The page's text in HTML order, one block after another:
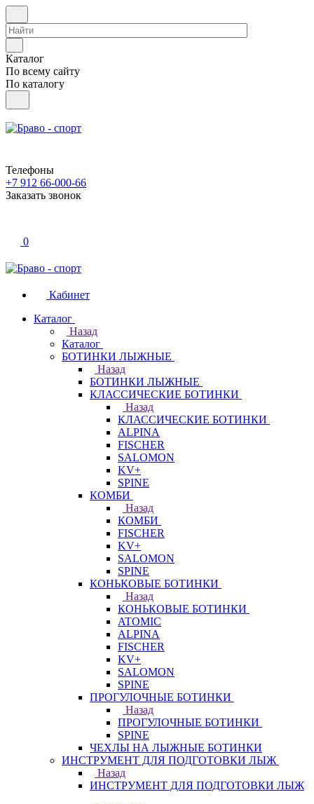
Каталог
По всему сайту
По каталогу
Телефоны
+7 912 66-000-66
Заказать звонок
0
Кабинет
Каталог
Назад
Каталог
БОТИНКИ ЛЫЖНЫЕ
Назад
БОТИНКИ ЛЫЖНЫЕ
КЛАССИЧЕСКИЕ БОТИНКИ
Назад
КЛАССИЧЕСКИЕ БОТИНКИ
ALPINA
FISCHER
SALOMON
KV+
SPINE
КОМБИ
Назад
КОМБИ
FISCHER
KV+
SALOMON
SPINE
КОНЬКОВЫЕ БОТИНКИ
Назад
КОНЬКОВЫЕ БОТИНКИ
ATOMIC
ALPINA
FISCHER
KV+
SALOMON
SPINE
ПРОГУЛОЧНЫЕ БОТИНКИ
Назад
ПРОГУЛОЧНЫЕ БОТИНКИ
SPINE
ЧЕХЛЫ НА ЛЫЖНЫЕ БОТИНКИ
ИНСТРУМЕНТ ДЛЯ ПОДГОТОВКИ ЛЫЖ
Назад
ИНСТРУМЕНТ ДЛЯ ПОДГОТОВКИ ЛЫЖ